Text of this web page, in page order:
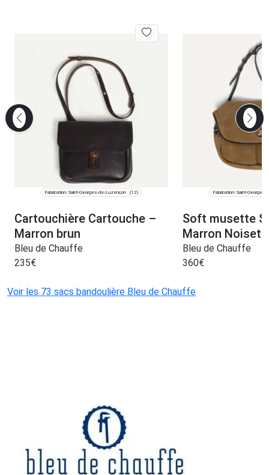
Fabrication: Saint-Georges-de-Luzençon (12)
Cartouchière Cartouche –
Marron brun
Bleu de Chauffe
235€
Fabrication: Saint-
Soft musette
Marron
Bleu de Chauffe
360€
Voir les 73 sacs bandoulière Bleu de Chauffe